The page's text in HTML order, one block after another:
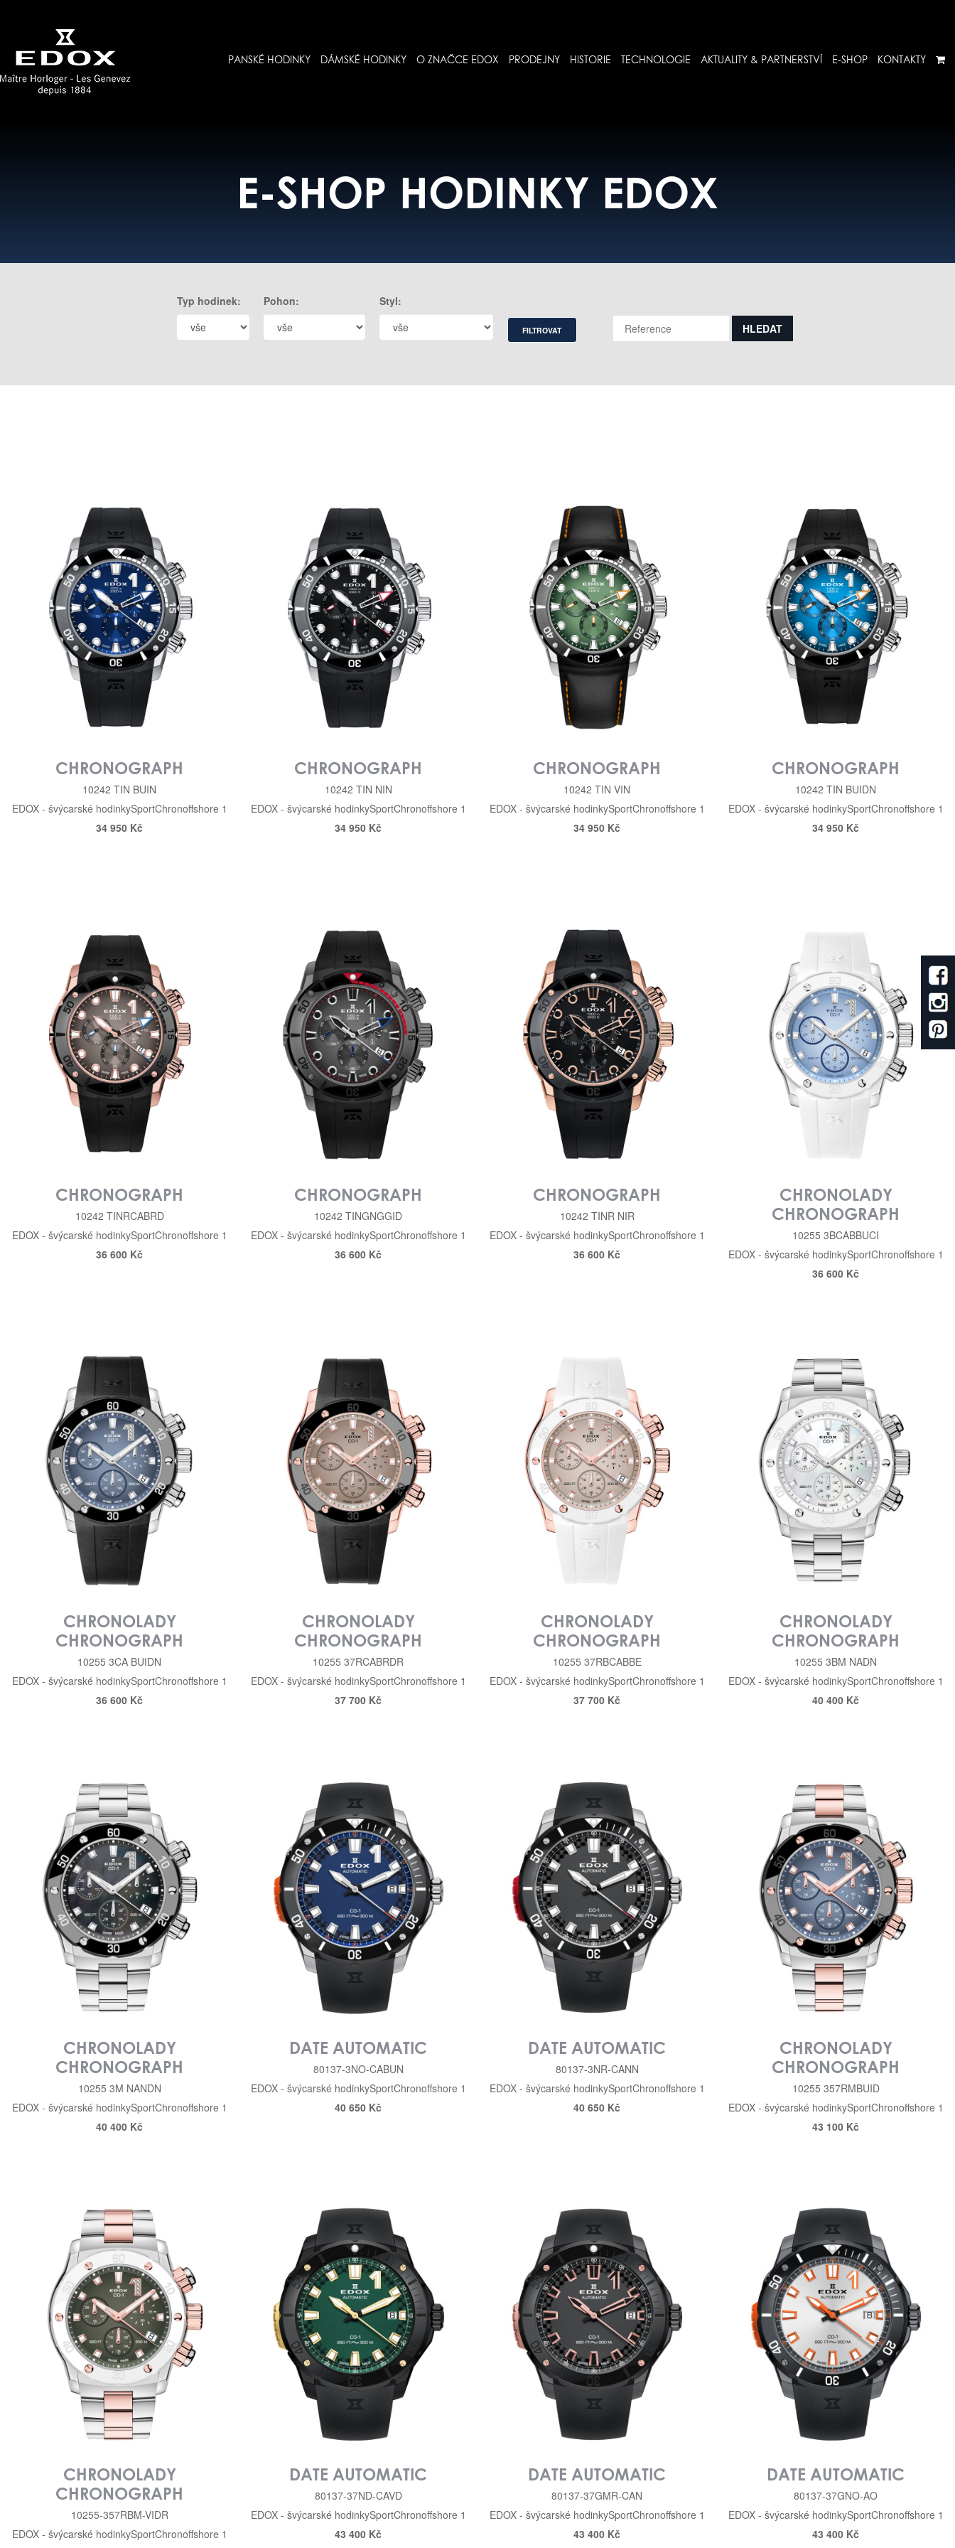
PANSKÉ HODINKY DÁMSKÉ HODINKY O ZNAČCE EDOX PRODEJNY HISTORIE TECHNOLOGIE AKTUALITY & PARTNERSTVÍ E-SHOP KONTAKTY
E-SHOP HODINKY EDOX
Typ hodinek: Pohon: Styl:
FILTROVAT
CHRONOGRAPH
10242 TIN BUIN
EDOX - švýcarské hodinkySportChronoffshore 1
34 950 Kč
CHRONOGRAPH
10242 TIN NIN
EDOX - švýcarské hodinkySportChronoffshore 1
34 950 Kč
CHRONOGRAPH
10242 TIN VIN
EDOX - švýcarské hodinkySportChronoffshore 1
34 950 Kč
CHRONOGRAPH
10242 TIN BUIDN
EDOX - švýcarské hodinkySportChronoffshore 1
34 950 Kč
CHRONOGRAPH
10242 TINRCABRD
EDOX - švýcarské hodinkySportChronoffshore 1
36 600 Kč
CHRONOGRAPH
10242 TINGNGGID
EDOX - švýcarské hodinkySportChronoffshore 1
36 600 Kč
CHRONOGRAPH
10242 TINR NIR
EDOX - švýcarské hodinkySportChronoffshore 1
36 600 Kč
CHRONOLADY
CHRONOGRAPH
10255 3BCABBUCI
EDOX - švýcarské hodinkySportChronoffshore 1
36 600 Kč
CHRONOLADY
CHRONOGRAPH
10255 3CA BUIDN
EDOX - švýcarské hodinkySportChronoffshore 1
36 600 Kč
CHRONOLADY
CHRONOGRAPH
10255 37RCABRDR
EDOX - švýcarské hodinkySportChronoffshore 1
37 700 Kč
CHRONOLADY
CHRONOGRAPH
10255 37RBCABBE
EDOX - švýcarské hodinkySportChronoffshore 1
37 700 Kč
CHRONOLADY
CHRONOGRAPH
10255 3BM NADN
EDOX - švýcarské hodinkySportChronoffshore 1
40 400 Kč
CHRONOLADY
CHRONOGRAPH
10255 3M NANDN
EDOX - švýcarské hodinkySportChronoffshore 1
40 400 Kč
DATE AUTOMATIC
80137-3NO-CABUN
EDOX - švýcarské hodinkySportChronoffshore 1
40 650 Kč
DATE AUTOMATIC
80137-3NR-CANN
EDOX - švýcarské hodinkySportChronoffshore 1
40 650 Kč
CHRONOLADY
CHRONOGRAPH
10255 357RMBUID
EDOX - švýcarské hodinkySportChronoffshore 1
43 100 Kč
CHRONOLADY
CHRONOGRAPH
10255-357RBM-VIDR
EDOX - švýcarské hodinkySportChronoffshore 1
DATE AUTOMATIC
80137-37ND-CAVD
EDOX - švýcarské hodinkySportChronoffshore 1
43 400 Kč
DATE AUTOMATIC
80137-37GMR-CAN
EDOX - švýcarské hodinkySportChronoffshore 1
43 400 Kč
DATE AUTOMATIC
80137-37GNO-AO
EDOX - švýcarské hodinkySportChronoffshore 1
43 400 Kč